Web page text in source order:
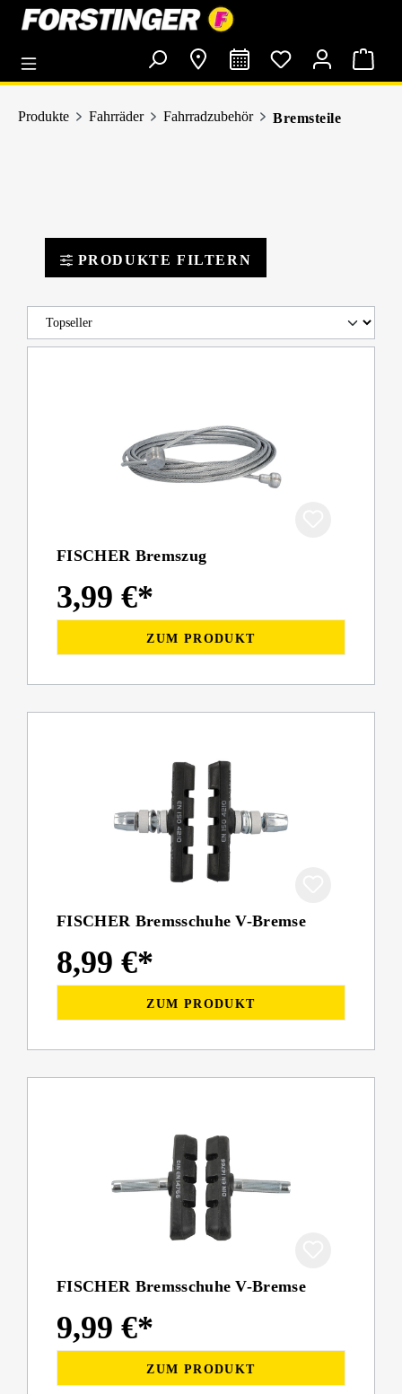
springen
Produkte Fahrräder Fahrradzubehör Bremsteile
PRODUKTE FILTERN
FISCHER Bremszug
3,99 €*
ZUM PRODUKT
FISCHER Bremsschuhe V-Bremse
8,99 €*
ZUM PRODUKT
FISCHER Bremsschuhe V-Bremse
9,99 €*
ZUM PRODUKT